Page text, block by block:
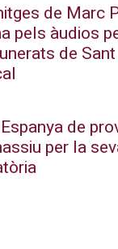
de Marc
pels àudios
de
de
per la